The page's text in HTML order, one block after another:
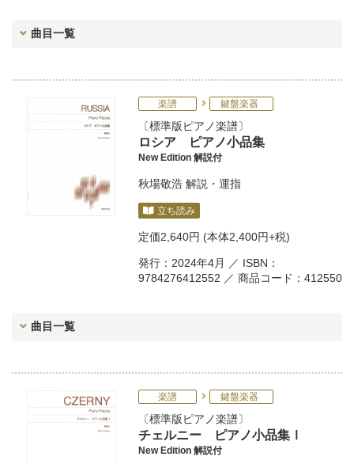
曲目一覧
楽譜 鍵盤楽器
標準版ピアノ楽譜
ロシア ピアノ小品集
New Edition 解説付
秋場敬浩 解説・運指
立ち読み
定価2,640円 (本体2,400円+税)
発行：2024年4月 ／ ISBN：
9784276412552 ／ 商品コード：412550
曲目一覧
楽譜 鍵盤楽器
標準版ピアノ楽譜
チェルニー ピアノ小品集Ⅰ
New Edition 解説付